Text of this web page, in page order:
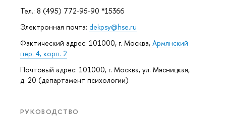
Тел.: 8 (495) 772-95-90 *15366
Электронная почта: dekpsy@hse.ru
Фактический адрес: 101000, г. Москва, Армянский
пер. 4, корп. 2
Почтовый адрес: 101000, г. Москва, ул. Мясницкая,
д. 20 (департамент психологии)
РУКОВОДСТВО